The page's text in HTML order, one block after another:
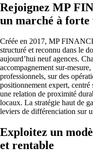
Rejoignez MP
un marché à forte
Créée en 2017, MP
structuré et reconnu dans le
aujourd’hui neuf agences.
accompagnement sur-
professionnels, sur des
positionnement expert,
une relation de proximité
locaux. La stratégie haut de
leviers de différenciation sur
Exploitez un
et rentable